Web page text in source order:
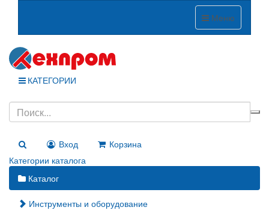
Меню
КАТЕГОРИИ
Вход
Корзина
Категории каталога
Каталог
Инструменты и оборудование